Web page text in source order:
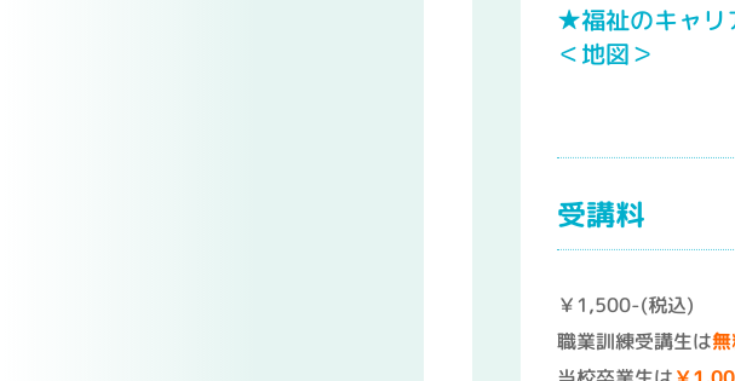
★福祉のキャリ
＜地図＞
受講料
￥1,500-(税込)
職業訓練受講生は